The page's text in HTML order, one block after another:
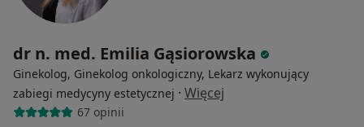
dr n. med. Emilia Gąsiorowska
Ginekolog, Ginekolog onkologiczny, Lekarz wykonujący
zabiegi medycyny estetycznej · Więcej
67 opinii